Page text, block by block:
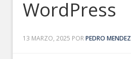
WordPress
13 MARZO, 2025 PORPEDRO MENDEZ